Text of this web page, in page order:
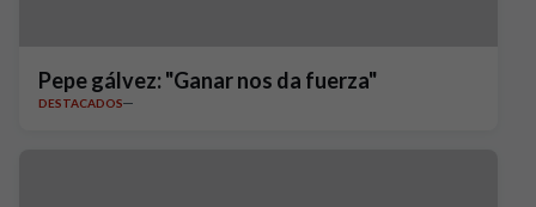
Pepe gálvez: "Ganar nos da fuerza"
DESTACADOS